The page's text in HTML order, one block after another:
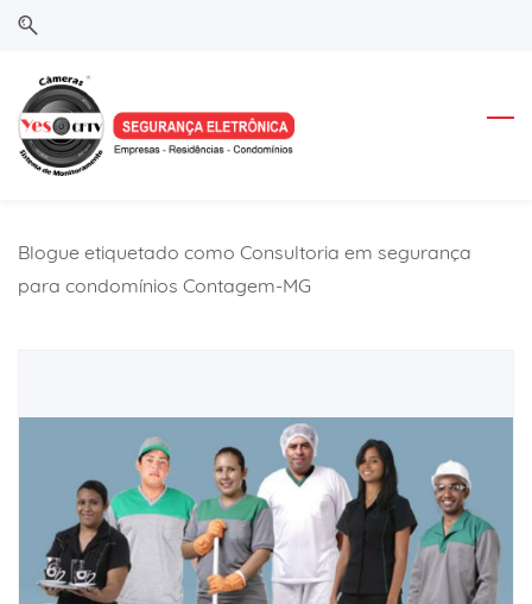
Skip
search
Skip
main
content
Blogue etiquetado como Consultoria em segurança
para condomínios Contagem-MG